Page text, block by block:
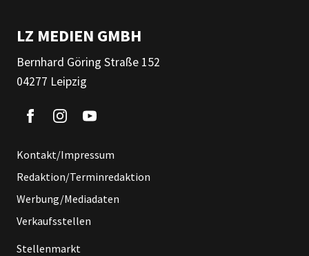
LZ MEDIEN GMBH
Bernhard Göring Straße 152
04277 Leipzig
Kontakt/Impressum
Redaktion/Terminredaktion
Werbung/Mediadaten
Verkaufsstellen
Stellenmarkt